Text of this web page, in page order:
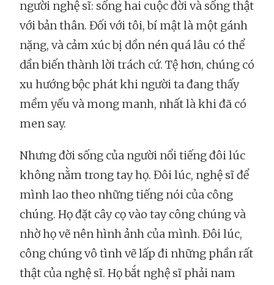
người nghệ sĩ: sống hai cuộc đời và sống thật
với bản thân. Đối với tôi, bí mật là một gánh
nặng, và cảm xúc bị dồn nén quá lâu có thể
dần biến thành lời trách cứ. Tệ hơn, chúng có
xu hướng bộc phát khi người ta đang thấy
mềm yếu và mong manh, nhất là khi đã có
men say.
Nhưng đời sống của người nổi tiếng đôi lúc
không nằm trong tay họ. Đôi lúc, nghệ sĩ để
mình lao theo những tiếng nói của công
chúng. Họ đặt cây cọ vào tay công chúng và
nhờ họ vẽ nên hình ảnh của mình. Đôi lúc,
công chúng vô tình vẽ lấp đi những phần rất
thật của nghệ sĩ. Họ bắt nghệ sĩ phải nam